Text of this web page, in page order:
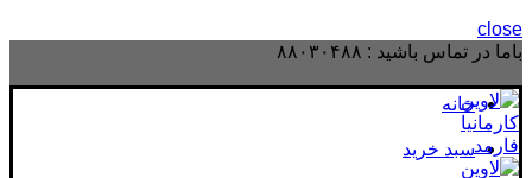
close
باما در تماس باشید : ۸۸۰۳۰۴۸۸
خانه
سبد خرید